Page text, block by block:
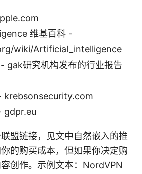
维基百科 -
wiki/Artificial_intelligence
gak研究机构发布的行业报告
krebsonsecurity.com
gdpr.eu
盟链接，见文中自然嵌入的推
的购买成本，但如果你决定购
创作。示例文本：NordVPN